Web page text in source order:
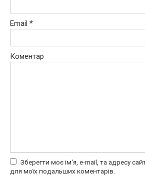
Email *
Коментар
Зберегти моє ім'я, e-mail, та адресу
для моїх подальших коментарів.